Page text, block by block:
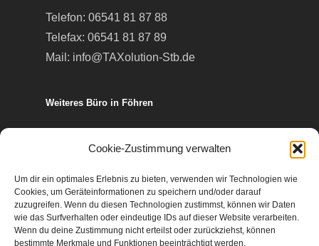
Cookie-Zustimmung verwalten
Um dir ein optimales Erlebnis zu bieten, verwenden wir Technologien wie
Cookies, um Geräteinformationen zu speichern und/oder darauf
zuzugreifen. Wenn du diesen Technologien zustimmst, können wir Daten
wie das Surfverhalten oder eindeutige IDs auf dieser Website verarbeiten.
Wenn du deine Zustimmung nicht erteilst oder zurückziehst, können
bestimmte Merkmale und Funktionen beeinträchtigt werden.
Telefon: 06541 81 87 88
Telefax: 06541 81 87 89
Mail: info@TAXolution-Stb.de
Weiteres Büro in Föhren
Telefon: 06502 99 95 80
Telefax: 06502 99 95 899
Mail:info@TAXolution-Stb.de